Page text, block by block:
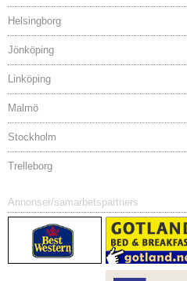
Helsingborg
Jönköping
Linköping
Malmö
Stockholm
Trelleborg
Annonser/samarbetspartners